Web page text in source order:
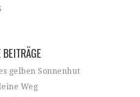
BEITRÄGE
gelben Sonnenhut
Weg